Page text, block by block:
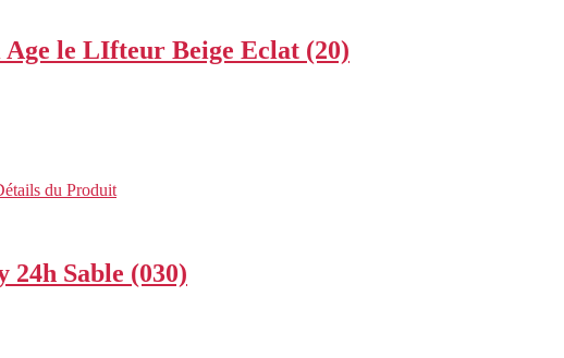
le LIfteur Beige Eclat (20)
du Produit
24h Sable (030)